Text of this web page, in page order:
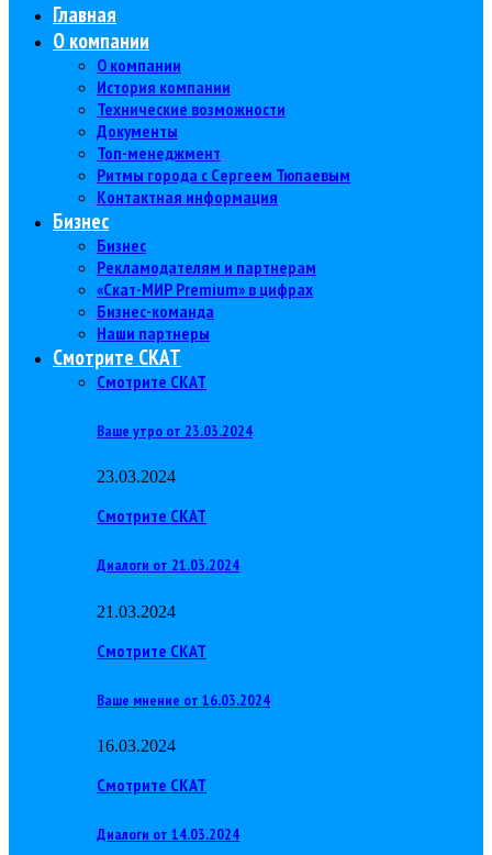
Главная
О компании
О компании
История компании
Технические возможности
Документы
Топ-менеджмент
Ритмы города с Сергеем Тюпаевым
Контактная информация
Бизнес
Бизнес
Рекламодателям и партнерам
«Скат-МИР Premium» в цифрах
Бизнес-команда
Наши партнеры
Смотрите СКАТ
Смотрите СКАТ
Ваше утро от 23.03.2024
23.03.2024
Смотрите СКАТ
Диалоги от 21.03.2024
21.03.2024
Смотрите СКАТ
Ваше мнение от 16.03.2024
16.03.2024
Смотрите СКАТ
Диалоги от 14.03.2024